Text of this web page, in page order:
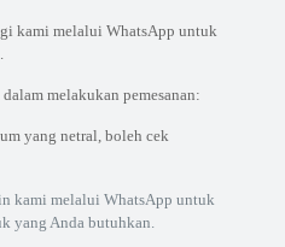
kami melalui WhatsApp untuk
melakukan pemesanan:
yang netral, boleh cek
kami melalui WhatsApp untuk
yang Anda butuhkan.